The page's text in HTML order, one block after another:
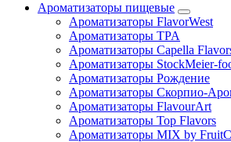
Ароматизаторы пищевые
Ароматизаторы FlavorWest
Ароматизаторы TPA
Ароматизаторы Capella
Ароматизаторы StockMeier-
Ароматизаторы Рождение
Ароматизаторы Скорпио-
Ароматизаторы FlavourArt
Ароматизаторы Top Flavors
Ароматизаторы MIX by